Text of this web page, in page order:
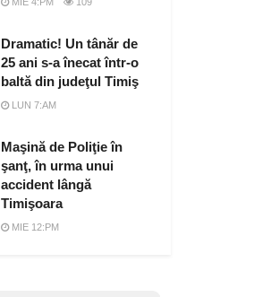
Dramatic! Un tânăr de
25 ani s-a înecat într-o
baltă din judeţul Timiş
LUN 7:AM
Maşină de Poliţie în
şanţ, în urma unui
accident lângă
Timişoara
MIE 12:PM